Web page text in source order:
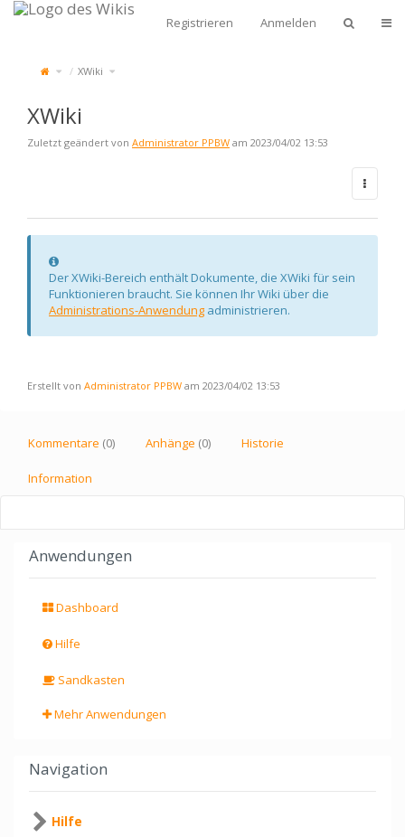
Zum
Start Registrieren Anmelden
Schalte
den
übergeordneten
XWiki Schalte
den
Verzeichnisbaum
XWiki
Zuletzt geändert von Administrator PPBW am 2023/04/02 13:53
Information
Der XWiki-Bereich enthält Dokumente, die XWiki für sein
Funktionieren braucht. Sie können Ihr Wiki über die
Administrations-Anwendung administrieren.
Erstellt von Administrator PPBW am 2023/04/02 13:53
Kommentare (0) Anhänge (0) Historie
Information
Anwendungen
Dashboard
Hilfe
Sandkasten
Mehr Anwendungen
Navigation
Hilfe